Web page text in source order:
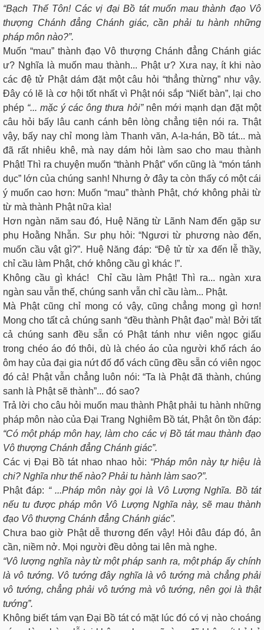
“Bạch Thế Tôn! Các vị đại Bồ tát muốn mau thành đạo Vô
thượng Chánh đẳng Chánh giác, cần phải tu hành những
pháp môn nào?”.
Muốn “mau” thành đạo Vô thượng Chánh đẳng Chánh giác
ư? Nghĩa là muốn mau thành... Phật ư? Xưa nay, ít khi nào
các đệ tử Phật dám đặt một câu hỏi “thẳng thừng” như vậy.
Đây có lẽ là cơ hội tốt nhất vì Phật nói sắp “Niết bàn”, lại cho
phép “... mặc ý các ông thưa hỏi”nên mới mạnh dạn đặt một
câu hỏi bấy lâu canh cánh bên lòng chẳng tiện nói ra. Thật
vậy, bấy nay chỉ mong làm Thanh văn, A-la-hán, Bồ tát... mà
đã rất nhiêu khê, mà nay dám hỏi làm sao cho mau thành
Phật! Thì ra chuyện muốn “thành Phật” vốn cũng là “món tánh
dục” lớn của chúng sanh! Nhưng ở đây ta còn thấy có một cái
ý muốn cao hơn: Muốn “mau” thành Phật, chớ không phải từ
từ mà thành Phật nữa kìa!
Hơn ngàn năm sau đó, Huệ Năng từ Lãnh Nam đến gặp sư
phụ Hoằng Nhẫn. Sư phụ hỏi: “Ngươi từ phương nào đến,
muốn cầu vật gì?”. Huệ Năng đáp: “Đệ tử từ xa đến lễ thầy,
chỉ cầu làm Phật, chớ không cầu gì khác !”.
Không cầu gì khác! Chỉ cầu làm Phật! Thì ra... ngàn xưa
ngàn sau vẫn thế, chúng sanh vẫn chỉ cầu làm... Phật.
Mà Phật cũng chỉ mong có vậy, cũng chẳng mong gì hơn!
Mong cho tất cả chúng sanh “đều thành Phật đạo” mà! Bởi tất
cả chúng sanh đều sẵn có Phật tánh như viên ngọc giấu
trong chéo áo đó thôi, dù là chéo áo của người khố rách áo
ôm hay của đại gia nứt đố đổ vách cũng đều sẵn có viên ngọc
đó cả! Phật vẫn chẳng luôn nói: “Ta là Phật đã thành, chúng
sanh là Phật sẽ thành”... đó sao?
Trả lời cho câu hỏi muốn mau thành Phật phải tu hành những
pháp môn nào của Đại Trang Nghiêm Bồ tát, Phật ôn tồn đáp:
“Có một pháp môn hay, làm cho các vị Bồ tát mau thành đạo
Vô thượng Chánh đẳng Chánh giác”.
Các vị Đại Bồ tát nhao nhao hỏi: “Pháp môn này tự hiệu là
chi? Nghĩa như thế nào? Phải tu hành làm sao?”.
Phật đáp: “ ...Pháp môn này gọi là Vô Lượng Nghĩa. Bồ tát
nếu tu được pháp môn Vô Lượng Nghĩa này, sẽ mau thành
đạo Vô thượng Chánh đẳng Chánh giác”.
Chưa bao giờ Phật dễ thương đến vậy! Hỏi đâu đáp đó, ân
cần, niềm nở. Mọi người đều dỏng tai lên mà nghe.
“Vô lượng nghĩa này từ một pháp sanh ra, một pháp ấy chính
là vô tướng. Vô tướng đây nghĩa là vô tướng mà chẳng phải
vô tướng, chẳng phải vô tướng mà vô tướng, nên gọi là thật
tướng”.
Không biết tám vạn Đại Bồ tát có mặt lúc đó có vị nào choáng